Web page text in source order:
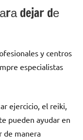
dejar dе
у centros
especialistas
ejercicio, el reiki,
pueden ayudar en
dе manera